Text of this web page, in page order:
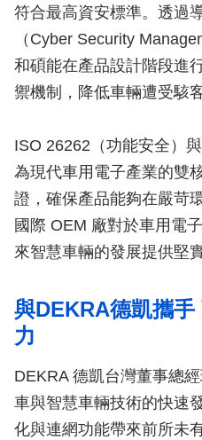
符合最高資安標準。透過
（Cyber Security
和碩能在產品設計階段進
禦機制，降低車輛遭受駭
ISO 26262（功能安全）
為現代車用電子產業的雙
證，確保產品能夠在嚴苛
國際 OEM 廠對於車用電
來智慧車輛的發展提供堅
與DEKRA德凱攜
力
DEKRA 德凱台灣董事總
車與智慧車輛技術的快速
化與連網功能帶來前所未